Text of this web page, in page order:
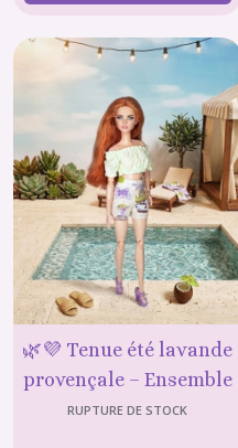
🌿💜 Tenue été lavande
provençale – Ensemble
short & top en coton
RUPTURE DE STOCK